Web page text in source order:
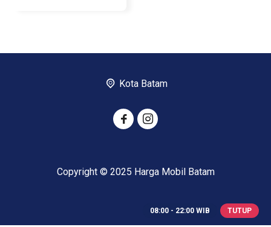
08:00 - 22:00 WIB TUTUP
Kota Batam
Copyright © 2025 Harga Mobil Batam